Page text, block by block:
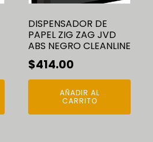
DISPENSADOR DE
PAPEL ZIG ZAG JVD
ABS NEGRO CLEANLINE
$414.00
AÑADIR AL
CARRITO